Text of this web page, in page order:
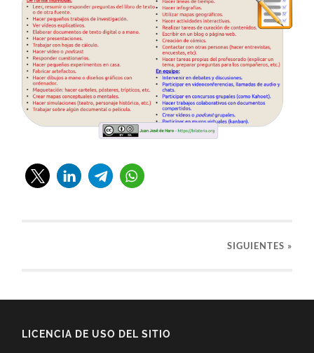
SIGUIENTES »
LICENCIA DE USO DEL SITIO